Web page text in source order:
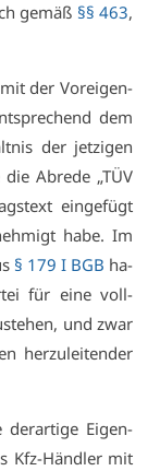
ge­mäß §§ 463,
der Vor­ei­gen­
dem
der jet­zi­gen
Ab­re­de „TÜV
ein­ge­fügt
ha­be. Im
§ 179 I BGB ha­
für ei­ne voll­
und zwar
her­zu­lei­ten­der
der­ar­ti­ge Ei­gen­
Kfz-Händ­ler mit